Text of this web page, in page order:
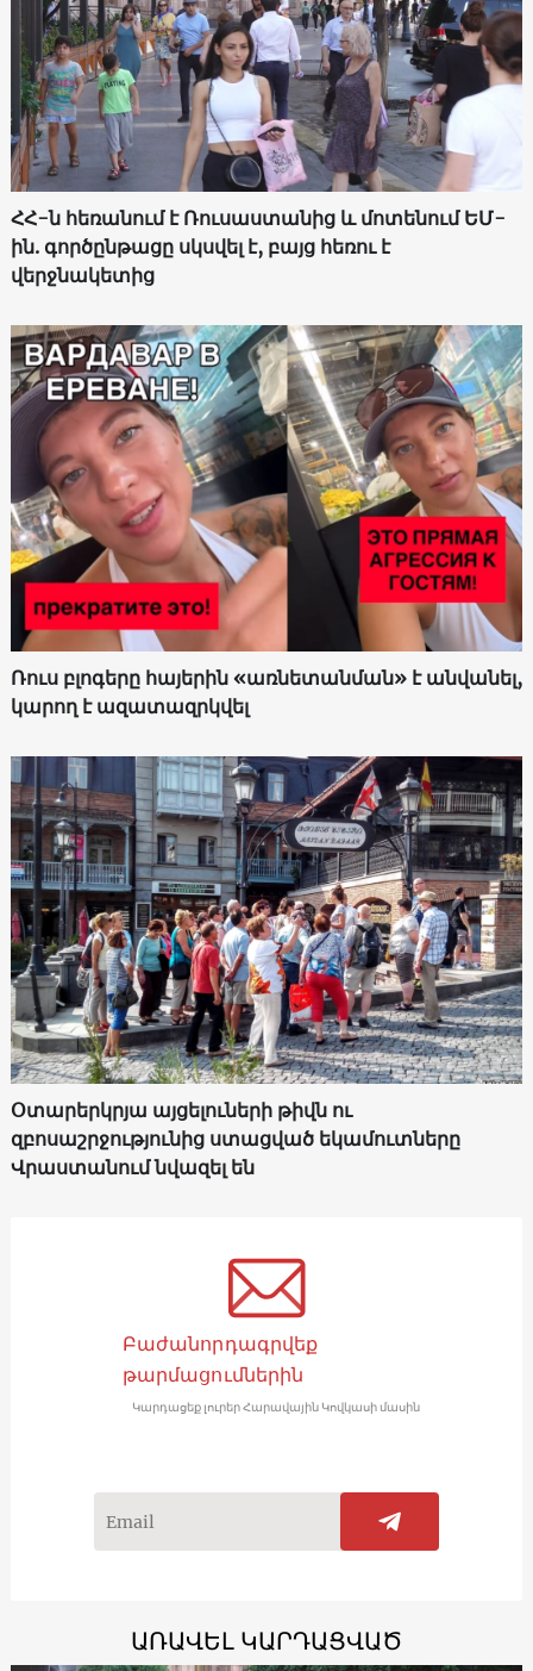
ՀՀ-ն հեռանում է Ռուսաստանից և մոտենում ԵՄ-
ին. գործընթացը սկսվել է, բայց հեռու է
վերջնակետից
Ռուս բլոգերը հայերին «առնետանման» է անվանել,
կարող է ազատազրկվել
Օտարերկրյա այցելուների թիվն ու
զբոսաշրջությունից ստացված եկամուտները
Վրաստանում նվազել են
Բաժանորդագրվեք
թարմացումներին
Կարդացեք լուրեր Հարավային Կովկասի մասին
ԱՌԱՎԵԼ ԿԱՐԴԱՑՎԱԾ